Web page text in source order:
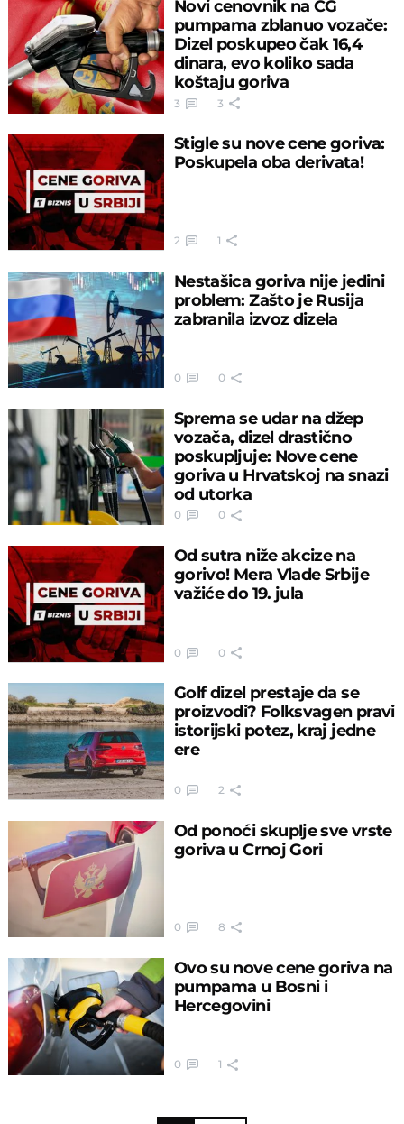
Novi cenovnik na CG
pumpama zblanuo vozače:
Dizel poskupeo čak 16,4
dinara, evo koliko sada
koštaju goriva
3 3
Stigle su nove cene goriva:
Poskupela oba derivata!
2 1
Nestašica goriva nije jedini
problem: Zašto je Rusija
zabranila izvoz dizela
0 0
Sprema se udar na džep
vozača, dizel drastično
poskupljuje: Nove cene
goriva u Hrvatskoj na snazi
od utorka
0 0
Od sutra niže akcize na
gorivo! Mera Vlade Srbije
važiće do 19. jula
0 0
Golf dizel prestaјe da se
proizvodi? Folksvagen pravi
istoriјski potez, kraj jedne
ere
0 2
Od ponoći skuplje sve vrste
goriva u Crnoj Gori
0 8
Ovo su nove cene goriva na
pumpama u Bosni i
Hercegovini
0 1